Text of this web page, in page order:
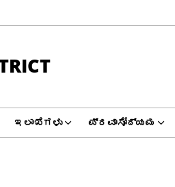
ಇಲಾಖೆಗಳು ಪ್ರವಾಸೋದ್ಯಮ